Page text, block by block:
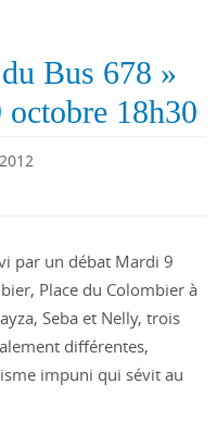
Bus 678 »
octobre 18h30
par un débat Mardi 9
Place du Colombier à
Seba et Nelly, trois
différentes,
impuni qui sévit au